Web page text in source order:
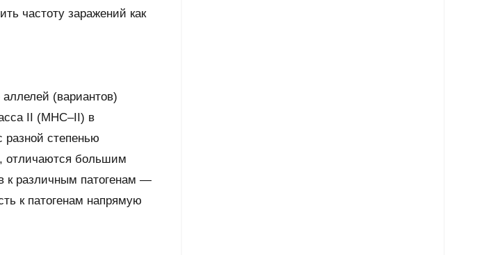
частоту заражений как
аллелей (вариантов)
II (MHC–II) в
степенью
отличаются большим
к различным патогенам —
к патогенам напрямую